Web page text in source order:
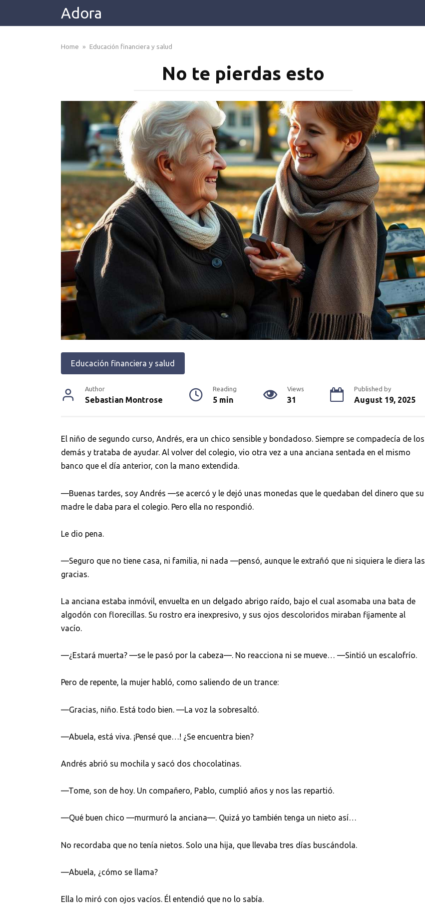
Adora
Home » Educación financiera y salud
No te pierdas esto
Educación financiera y salud
Author
Sebastian Montrose
Reading
5 min
Views
31
Published by
August 19, 2025
El niño de segundo curso, Andrés, era un chico sensible y bondadoso. Siempre se compadecía de los
demás y trataba de ayudar. Al volver del colegio, vio otra vez a una anciana sentada en el mismo
banco que el día anterior, con la mano extendida.
—Buenas tardes, soy Andrés —se acercó y le dejó unas monedas que le quedaban del dinero que su
madre le daba para el colegio. Pero ella no respondió.
Le dio pena.
—Seguro que no tiene casa, ni familia, ni nada —pensó, aunque le extrañó que ni siquiera le diera las
gracias.
La anciana estaba inmóvil, envuelta en un delgado abrigo raído, bajo el cual asomaba una bata de
algodón con florecillas. Su rostro era inexpresivo, y sus ojos descoloridos miraban fijamente al
vacío.
—¿Estará muerta? —se le pasó por la cabeza—. No reacciona ni se mueve… —Sintió un escalofrío.
Pero de repente, la mujer habló, como saliendo de un trance:
—Gracias, niño. Está todo bien. —La voz la sobresaltó.
—Abuela, está viva. ¡Pensé que…! ¿Se encuentra bien?
Andrés abrió su mochila y sacó dos chocolatinas.
—Tome, son de hoy. Un compañero, Pablo, cumplió años y nos las repartió.
—Qué buen chico —murmuró la anciana—. Quizá yo también tenga un nieto así…
No recordaba que no tenía nietos. Solo una hija, que llevaba tres días buscándola.
—Abuela, ¿cómo se llama?
Ella lo miró con ojos vacíos. Él entendió que no lo sabía.